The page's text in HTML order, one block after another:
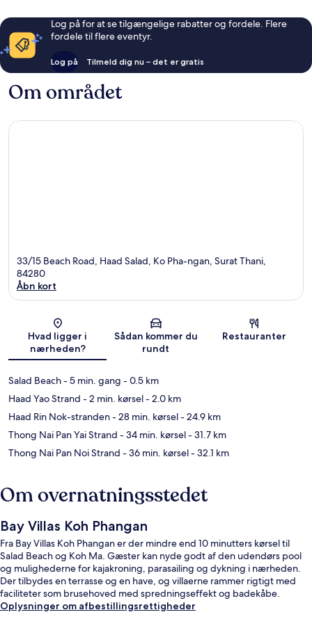
Log på for at se tilgængelige rabatter og fordele. Flere
fordele til flere eventyr.
Log på Tilmeld dig nu – det er gratis
Om området
33/15 Beach Road, Haad Salad, Ko Pha-ngan, Surat Thani,
84280
Åbn kort
Hvad ligger i
nærheden?
Sådan kommer du
rundt
Restauranter
Salad Beach- 5 min. gang - 0.5 km
Haad Yao Strand - 2 min. kørsel- 2.0 km
Haad Rin Nok-stranden- 28 min. kørsel- 24.9 km
Thong Nai Pan Yai Strand - 34 min. kørsel- 31.7 km
Thong Nai Pan Noi Strand - 36 min. kørsel- 32.1 km
Om overnatningsstedet
Bay Villas Koh Phangan
Fra Bay Villas Koh Phangan er der mindre end 10 minutters kørsel til
Salad Beach og Koh Ma. Gæster kan nyde godt af den udendørs pool
og mulighederne for kajakroning, parasailing og dykning i nærheden.
Der tilbydes en terrasse og en have, og villaerne rammer rigtigt med
faciliteter som brusehoved med spredningseffekt og badekåbe.
Oplysninger om afbestillingsrettigheder